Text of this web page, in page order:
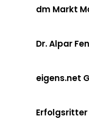
dm Markt
Dr. Alpar
eigens.net
Erfolgsritter